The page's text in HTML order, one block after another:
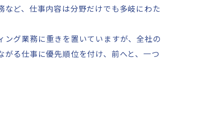
など、仕事内容は分野だけでも多岐にわた
ング業務に重きを置いていますが、全社の
る仕事に優先順位を付け、前へと、一つ